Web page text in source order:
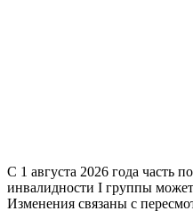
С 1 августа 2026 года часть
инвалидности I группы
Изменения связаны с